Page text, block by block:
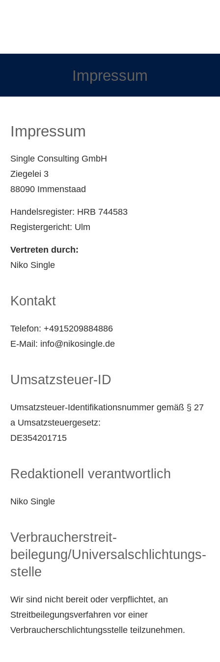
Impressum
Impressum
Single Consulting GmbH
Ziegelei 3
88090 Immenstaad
Handelsregister: HRB 744583
Registergericht: Ulm
Vertreten durch:
Niko Single
Kontakt
Telefon: +4915209884886
E-Mail: info@nikosingle.de
Umsatzsteuer-ID
Umsatzsteuer-Identifikationsnummer gemäß § 27
a Umsatzsteuergesetz:
DE354201715
Redaktionell verantwortlich
Niko Single
Verbraucher­streit­
beilegung/Universal­schlichtungs­
stelle
Wir sind nicht bereit oder verpflichtet, an
Streitbeilegungsverfahren vor einer
Verbraucherschlichtungsstelle teilzunehmen.